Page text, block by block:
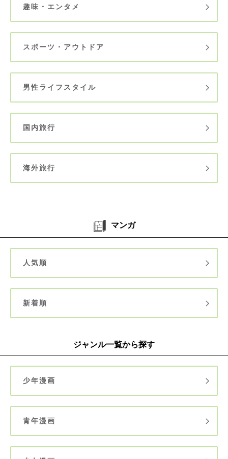
趣味・エンタメ
スポーツ・アウトドア
男性ライフスタイル
国内旅行
海外旅行
マンガ
人気順
新着順
ジャンル一覧から探す
少年漫画
青年漫画